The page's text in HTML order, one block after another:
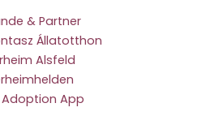
& Partner
Állatotthon
Alsfeld
Adoption App